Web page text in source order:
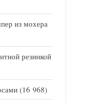
из мохера
резинкой
(16 968)